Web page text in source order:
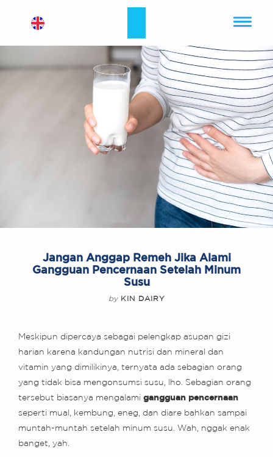
Jangan Anggap Remeh Jika Alami
Gangguan Pencernaan Setelah Minum
Susu
by KIN DAIRY
Meskipun dipercaya sebagai pelengkap asupan gizi
harian karena kandungan nutrisi dan mineral dan
vitamin yang dimilikinya, ternyata ada sebagian orang
yang tidak bisa mengonsumsi susu, lho. Sebagian orang
tersebut biasanya mengalami gangguan pencernaan
seperti mual, kembung, eneg, dan diare bahkan sampai
muntah-muntah setelah minum susu. Wah, nggak enak
banget, yah.